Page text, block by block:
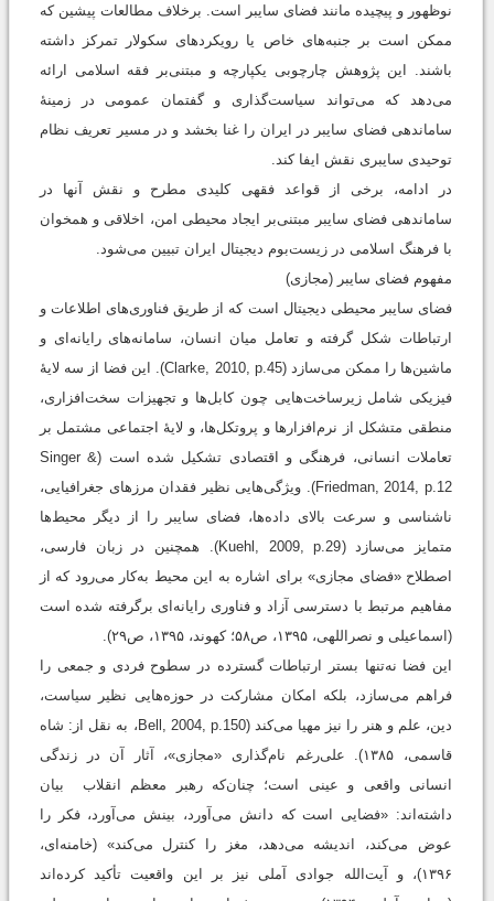
نوظهور و پیچیده مانند فضای سایبر است. برخلاف مطالعات پیشین که
ممکن است بر جنبه‌های خاص یا رویکردهای سکولار تمرکز داشته
باشند. این پژوهش چارچوبی یکپارچه و مبتنی‌بر فقه اسلامی ارائه
می‌دهد که می‌تواند سیاست‌گذاری و گفتمان عمومی در زمینۀ
ساماندهی فضای سایبر در ایران را غنا بخشد و در مسیر تعریف نظام
توحیدی سایبری نقش ایفا کند.
در ادامه، برخی از قواعد فقهی کلیدی مطرح و نقش آنها در
ساماندهی فضای سایبر مبتنی‌بر ایجاد محیطی امن، اخلاقی و همخوان
با فرهنگ اسلامی در زیست‌بوم دیجیتال ایران تبیین می‌شود.
مفهوم فضای سایبر (مجازی)
فضای سایبر محیطی دیجیتال است که از طریق فناوری‌های اطلاعات و
ارتباطات شکل گرفته و تعامل میان انسان، سامانه‌های رایانه‌ای و
ماشین‌ها را ممکن می‌سازد (Clarke, 2010, p.45). این فضا از سه لایۀ
فیزیکی شامل زیرساخت‌هایی چون کابل‌ها و تجهیزات سخت‌افزاری،
منطقی متشکل از نرم‌افزارها و پروتکل‌ها، و لایۀ اجتماعی مشتمل بر
تعاملات انسانی، فرهنگی و اقتصادی تشکیل شده ‌است (Singer &
Friedman, 2014, p.12). ویژگی‌هایی نظیر فقدان مرزهای جغرافیایی،
ناشناسی و سرعت بالای داده‌ها، فضای سایبر را از دیگر محیط‌ها
متمایز می‌سازد (Kuehl, 2009, p.29). همچنین در زبان فارسی،
اصطلاح «فضای مجازی» برای اشاره به این محیط به‌کار می‌رود که از
مفاهیم مرتبط با دسترسی آزاد و فناوری رایانه‌ای برگرفته شده است
(اسماعیلی و نصراللهی، ۱۳۹۵، ص۵۸؛ کهوند، ۱۳۹۵، ص۲۹).
این فضا نه‌تنها بستر ارتباطات گسترده در سطوح فردی و جمعی را
فراهم می‌سازد، بلکه امکان مشارکت در حوزه‌هایی نظیر سیاست،
دین، علم و هنر را نیز مهیا می‌کند (Bell, 2004, p.150، به نقل از: شاه
‌قاسمی، ۱۳۸۵). علی‌رغم نام‌گذاری «مجازی»، آثار آن در زندگی
انسانی واقعی و عینی است؛ چنان‌که رهبر معظم انقلاب بیان
داشته‌اند: «فضایی است که دانش می‌آورد، بینش می‌آورد، فکر را
عوض می‌کند، اندیشه می‌دهد، مغز را کنترل می‌کند» (‌خامنه‌ای،
۱۳۹۶)، و آیت‌الله جوادی آملی نیز بر این واقعیت تأکید کرده‌اند